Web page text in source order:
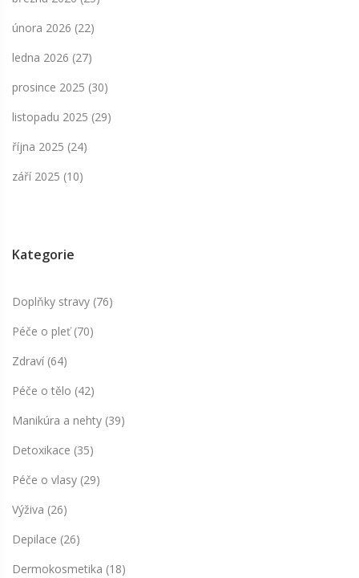
února 2026 (22)
ledna 2026 (27)
prosince 2025 (30)
listopadu 2025 (29)
října 2025 (24)
září 2025 (10)
Kategorie
Doplňky stravy (76)
Péče o pleť(70)
Zdraví (64)
Péče o tělo (42)
Manikúra a nehty (39)
Detoxikace (35)
Péče o vlasy (29)
Výživa (26)
Depilace (26)
Dermokosmetika (18)